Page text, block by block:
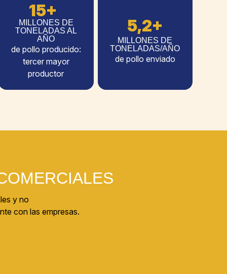
15+
MILLONES DE
TONELADAS AL
AÑO
de pollo producido:
tercer mayor
productor
5,2+
MILLONES DE
TONELADAS/AÑO
de pollo enviado
y no
con las empresas.